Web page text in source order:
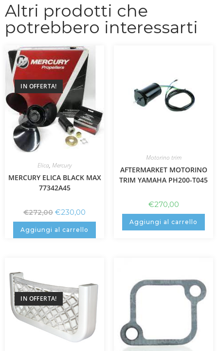
Altri prodotti che
potrebbero interessarti
IN OFFERTA!
Elica, Mercury
MERCURY ELICA BLACK MAX
77342A45
€272,00 €230,00
Aggiungi al carrello
Motorino trim
AFTERMARKET MOTORINO
TRIM YAMAHA PH200-T045
€270,00
Aggiungi al carrello
IN OFFERTA!